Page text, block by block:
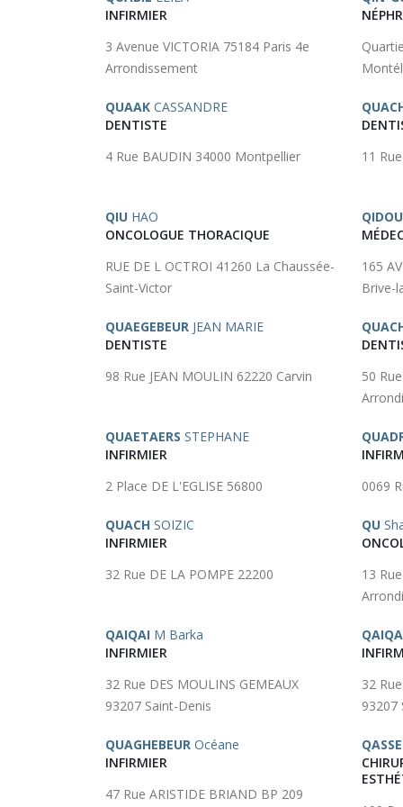
INFIRMIER
3 Avenue VICTORIA 75184 Paris 4e
Arrondissement
QUAAK CASSANDRE
DENTISTE
4 Rue BAUDIN 34000 Montpellier
11
QIU HAO
ONCOLOGUE THORACIQUE
RUE DE L OCTROI 41260 La Chaussée-
Saint-Victor
165
Brive-
QUAEGEBEUR JEAN MARIE
DENTISTE
98 Rue JEAN MOULIN 62220 Carvin
50
QUAETAERS STEPHANE
INFIRMIER
2 Place DE L'EGLISE 56800
0069
QUACH SOIZIC
INFIRMIER
32 Rue DE LA POMPE 22200
QU
13
QAIQAI M Barka
INFIRMIER
32 Rue DES MOULINS GEMEAUX
93207 Saint-Denis
32
93207
QUAGHEBEUR Océane
INFIRMIER
47 Rue ARISTIDE BRIAND BP 209